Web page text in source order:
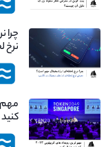
چرا
نرخ